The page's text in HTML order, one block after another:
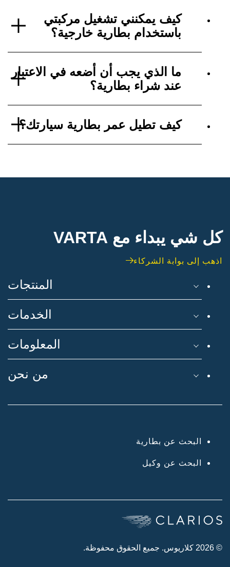
كيف يمكنني تشغيل مركبتي
باستخدام بطارية خارجية؟
ما الذي يجب أن أضعه في الاعتبار
عند شراء بطارية؟
كيف تطيل عمر بطارية سيارتك؟
كل شي يبداء مع VARTA
اذهب إلى بوابة الشركاء
المنتجات
الخدمات
المعلومات
من نحن
البحث عن بطارية
البحث عن وكيل
© 2026 كلاريوس. جميع الحقوق محفوظة.